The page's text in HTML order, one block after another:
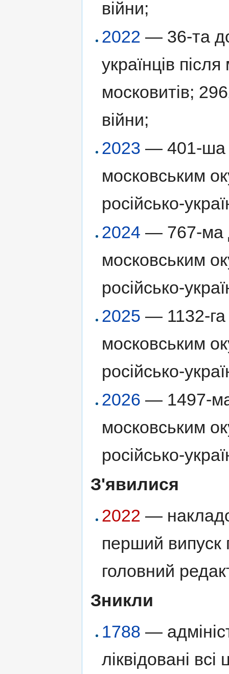
війни;
2022 — 36-та
українців
московитів;
війни;
2023 — 401-ша
московським
російсько-
2024 — 767-ма
московським
російсько-
2025 — 1132-га
московським
російсько-
2026 — 1497-ма
московським
російсько-
З'явилися
2022 —
перший випуск
головний
Зникли
1788 —
ліквідовані